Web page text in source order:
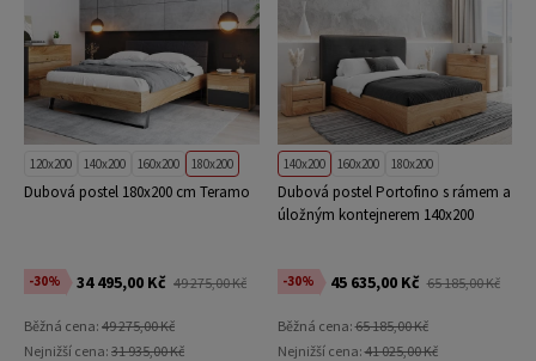
120x200 140x200 160x200 180x200
Dubová postel 180x200 cm Teramo
-30% 34 495,00 Kč 49 275,00 Kč
Běžná cena: 49 275,00 Kč
Nejnižší cena: 31 935,00 Kč
140x200 160x200 180x200
Dubová postel Portofino s rámem a
úložným kontejnerem 140x200
-30% 45 635,00 Kč 65 185,00 Kč
Běžná cena:65 185,00 Kč
Nejnižší cena:41 025,00 Kč